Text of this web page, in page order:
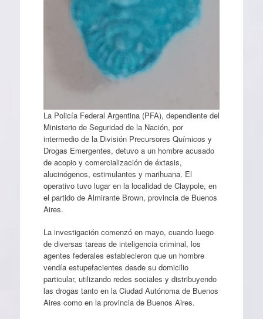
La Policía Federal Argentina (PFA), dependiente del
Ministerio de Seguridad de la Nación, por
intermedio de la División Precursores Químicos y
Drogas Emergentes, detuvo a un hombre acusado
de acopio y comercialización de éxtasis,
alucinógenos, estimulantes y marihuana. El
operativo tuvo lugar en la localidad de Claypole, en
el partido de Almirante Brown, provincia de Buenos
Aires.
La investigación comenzó en mayo, cuando luego
de diversas tareas de inteligencia criminal, los
agentes federales establecieron que un hombre
vendía estupefacientes desde su domicilio
particular, utilizando redes sociales y distribuyendo
las drogas tanto en la Ciudad Autónoma de Buenos
Aires como en la provincia de Buenos Aires.